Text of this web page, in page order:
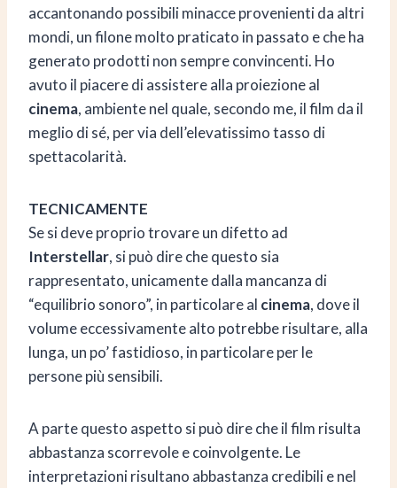
accantonando possibili minacce provenienti da altri
mondi, un filone molto praticato in passato e che ha
generato prodotti non sempre convincenti. Ho
avuto il piacere di assistere alla proiezione al
cinema, ambiente nel quale, secondo me, il film da il
meglio di sé, per via dell’elevatissimo tasso di
spettacolarità.
TECNICAMENTE
Se si deve proprio trovare un difetto ad
Interstellar, si può dire che questo sia
rappresentato, unicamente dalla mancanza di
“equilibrio sonoro”, in particolare al cinema, dove il
volume eccessivamente alto potrebbe risultare, alla
lunga, un po’ fastidioso, in particolare per le
persone più sensibili.
A parte questo aspetto si può dire che il film risulta
abbastanza scorrevole e coinvolgente. Le
interpretazioni risultano abbastanza credibili e nel